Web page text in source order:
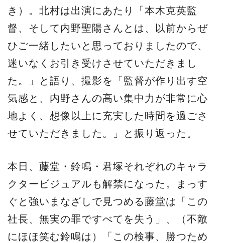
き）。北村は出演にあたり「本木克英監
督、そして内野聖陽さんとは、以前からぜ
ひご一緒したいと思っておりましたので、
迷いなくお引き受けさせていただきまし
た。」と語り、撮影を「監督が作り出す空
気感と、内野さんの高い集中力が非常に心
地よく、想像以上に充実した時間を過ごさ
せていただきました。」と振り返った。
本日、藤堂・鈴鳴・君塚それぞれのキャラ
クタービジュアルも解禁になった。まっす
ぐと強いまなざしで見つめる藤堂は「この
社長、無実の罪ですべてを失う」、（不敵
にほほ笑む鈴鳴は）「この検事、勝つため